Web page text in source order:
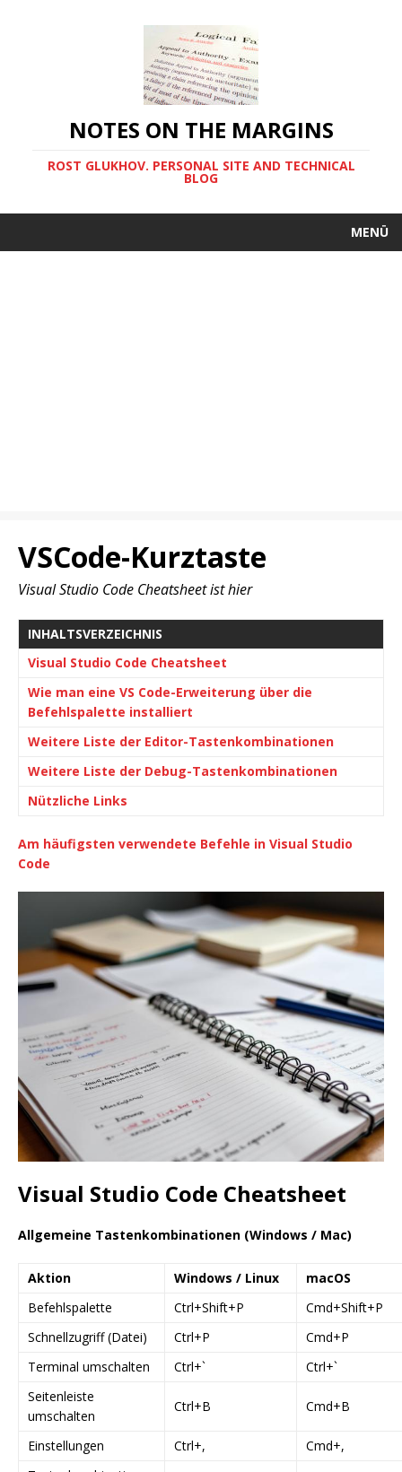
NOTES ON THE MARGINS
ROST GLUKHOV. PERSONAL SITE AND TECHNICAL
BLOG
MENÜ
VSCode-Kurztaste
Visual Studio Code Cheatsheet ist hier
INHALTSVERZEICHNIS
Visual Studio Code Cheatsheet
Wie man eine VS Code-Erweiterung über die
Befehlspalette installiert
Weitere Liste der Editor-Tastenkombinationen
Weitere Liste der Debug-Tastenkombinationen
Nützliche Links
Am häufigsten verwendete Befehle in Visual Studio
Code
Visual Studio Code Cheatsheet
Allgemeine Tastenkombinationen (Windows / Mac)
Aktion Windows / Linux
macOS
Befehlspalette
Ctrl+Shift+P
Cmd+Shift+P
Schnellzugriff (Datei)
Ctrl+P
Cmd+P
Terminal umschalten
Ctrl+`
Ctrl+`
Seitenleiste
umschalten
Ctrl+B Cmd+B
Einstellungen Ctrl+,
Cmd+,